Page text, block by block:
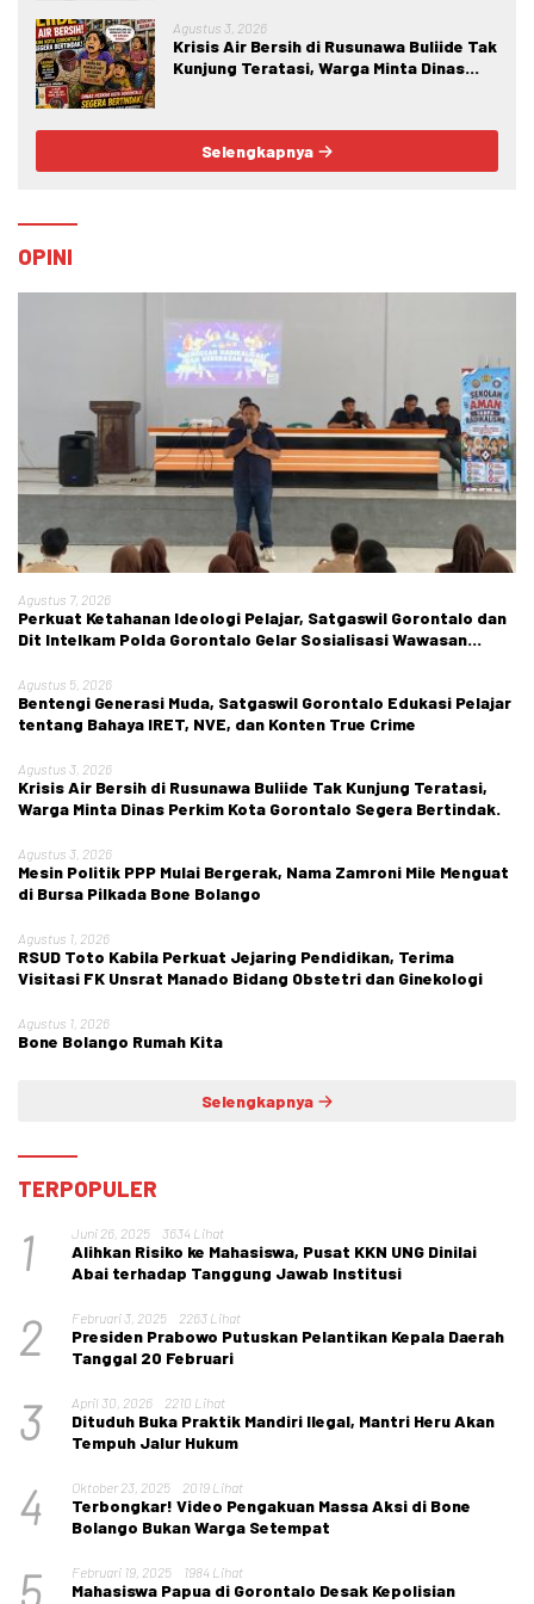
Agustus 3, 2026
Krisis Air Bersih di Rusunawa Buliide Tak
Kunjung Teratasi, Warga Minta Dinas
Selengkapnya
OPINI
Agustus 7, 2026
Perkuat Ketahanan Ideologi Pelajar, Satgaswil Gorontalo dan
Dit Intelkam Polda Gorontalo Gelar Sosialisasi Wawasan
Agustus 5, 2026
Bentengi Generasi Muda, Satgaswil Gorontalo Edukasi Pelajar
tentang Bahaya IRET, NVE, dan Konten True Crime
Agustus 3, 2026
Krisis Air Bersih di Rusunawa Buliide Tak Kunjung Teratasi,
Warga Minta Dinas Perkim Kota Gorontalo Segera Bertindak.
Agustus 3, 2026
Mesin Politik PPP Mulai Bergerak, Nama Zamroni Mile Menguat
di Bursa Pilkada Bone Bolango
Agustus 1, 2026
RSUD Toto Kabila Perkuat Jejaring Pendidikan, Terima
Visitasi FK Unsrat Manado Bidang Obstetri dan Ginekologi
Agustus 1, 2026
Bone Bolango Rumah Kita
Selengkapnya
TERPOPULER
1 Juni 26, 2025 3634 Lihat
Alihkan Risiko ke Mahasiswa, Pusat KKN UNG Dinilai
Abai terhadap Tanggung Jawab Institusi
2 Februari 3, 2025 2263 Lihat
Presiden Prabowo Putuskan Pelantikan Kepala Daerah
Tanggal 20 Februari
3 April 30, 2026 2210 Lihat
Dituduh Buka Praktik Mandiri Ilegal, Mantri Heru Akan
Tempuh Jalur Hukum
4 Oktober 23, 2025 2019 Lihat
Terbongkar! Video Pengakuan Massa Aksi di Bone
Bolango Bukan Warga Setempat
5 Februari 19, 2025 1984 Lihat
Mahasiswa Papua di Gorontalo Desak Kepolisian